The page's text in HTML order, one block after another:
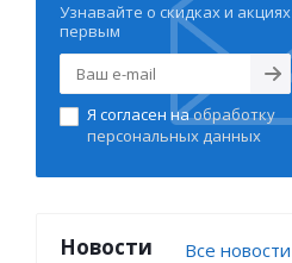
Узнавайте о скидках и акциях
первым
Я согласен наобработку
персональных данных
Новости Все новости